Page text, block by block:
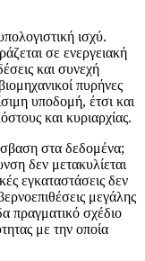
ισχύ.
σε ενεργειακή
και συνεχή
πυρήνες
υποδομή, έτσι και
και κυριαρχίας.
στα δεδομένα;
δεν μετακυλίεται
εγκαταστάσεις δεν
μεγάλης
πραγματικό σχέδιο
με την οποία